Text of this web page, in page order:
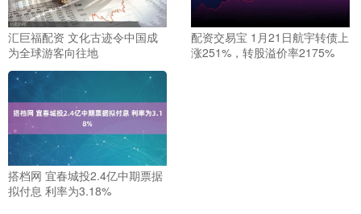
汇巨福配资 文化古迹令中国成
为全球游客向往地
配资交易宝 1月21日航宇转债上
涨251%，转股溢价率2175%
搭档网 宜春城投2.4亿中期票据
拟付息 利率为3.18%